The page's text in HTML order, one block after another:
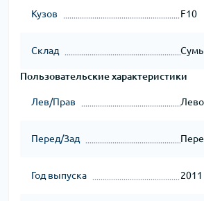
Кузов F10
Склад
Пользовательские характеристики
Лев/Прав Лево
Перед/Зад
Год выпуска 2011